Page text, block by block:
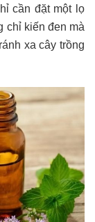
cần đặt một lọ
chỉ kiến đen mà
xa cây trồng